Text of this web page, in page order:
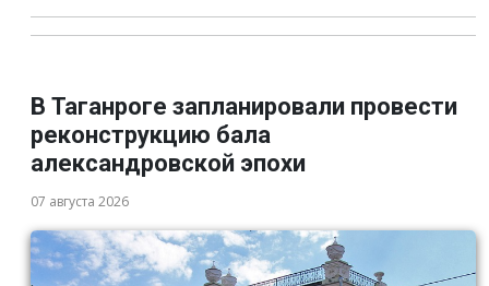
В Таганроге запланировали провести
реконструкцию бала
александровской эпохи
07 августа 2026